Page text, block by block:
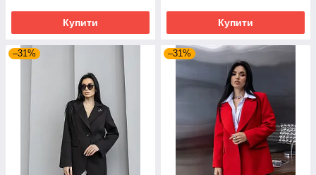
Купити Купити
–31% –31%